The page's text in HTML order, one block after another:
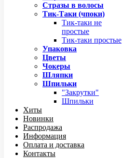
Стразы в волосы
Тик-Таки (чпоки)
Тик-таки не
простые
Тик-таки простые
Упаковка
Цветы
Чокеры
Шляпки
Шпильки
"Закрутки"
Шпильки
Хиты
Новинки
Распродажа
Информация
Оплата и доставка
Контакты